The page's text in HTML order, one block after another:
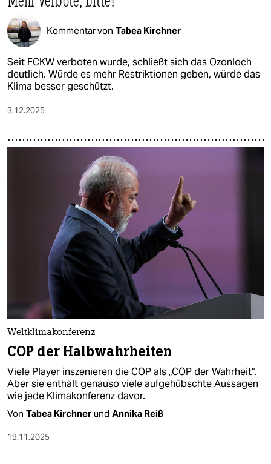
Kommentar von Tabea Kirchner
Seit FCKW verboten wurde, schließt sich das Ozonloch
deutlich. Würde es mehr Restriktionen geben, würde das
Klima besser geschützt.
3.12.2025
Weltklimakonferenz
COP der Halbwahrheiten
Viele Player inszenieren die COP als „COP der Wahrheit“.
Aber sie enthält genauso viele aufgehübschte Aussagen
wie jede Klimakonferenz davor.
Von Tabea Kirchner und Annika Reiß
19.11.2025